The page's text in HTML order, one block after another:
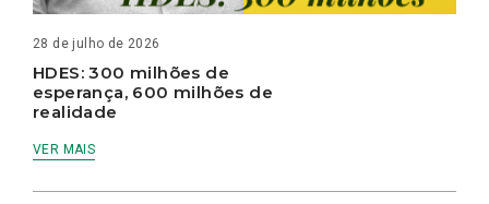
28 de julho de 2026
HDES: 300 milhões de
esperança, 600 milhões de
realidade
VER MAIS